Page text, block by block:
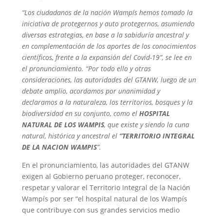
“Los ciudadanos de la nación Wampís hemos tomado la
iniciativa de protegernos y auto protegernos, asumiendo
diversas estrategias, en base a la sabiduría ancestral y
en complementación de los aportes de los conocimientos
científicos, frente a la expansión del Covid-19”, se lee en
el pronunciamiento. “Por todo ello y otras
consideraciones, las autoridades del GTANW, luego de un
debate amplio, acordamos por unanimidad y
declaramos a la naturaleza, los territorios, bosques y la
biodiversidad en su conjunto, como el HOSPITAL
NATURAL DE LOS WAMPIS, que existe y siendo la cuna
natural, histórica y ancestral el “TERRITORIO INTEGRAL
DE LA NACION WAMPIS”.
En el pronunciamiento, las autoridades del GTANW
exigen al Gobierno peruano proteger, reconocer,
respetar y valorar el Territorio Integral de la Nación
Wampís por ser “el hospital natural de los Wampís
que contribuye con sus grandes servicios medio